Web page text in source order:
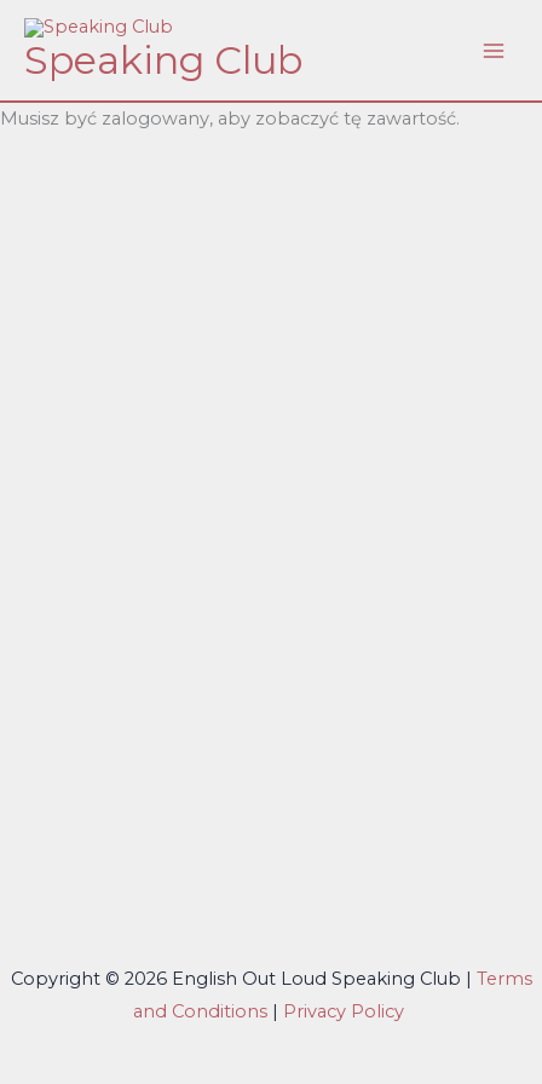
Skip
content
Speaking Club
Musisz być zalogowany, aby zobaczyć tę zawartość.
Copyright © 2026 English Out Loud Speaking Club | Terms
and Conditions | Privacy Policy